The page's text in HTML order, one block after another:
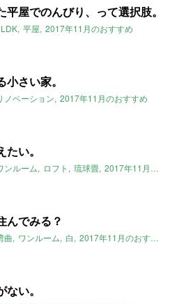
平屋でのんびり、って選択肢。
平屋 2017年11月のおすすめ
さい家。
ノベーション 2017年11月のおすすめ
い。
ンルーム ロフト 琉球畳 2017年11月のおすすめ
んでみる？
曲 ワンルーム 白 2017年11月のおすすめ
い。